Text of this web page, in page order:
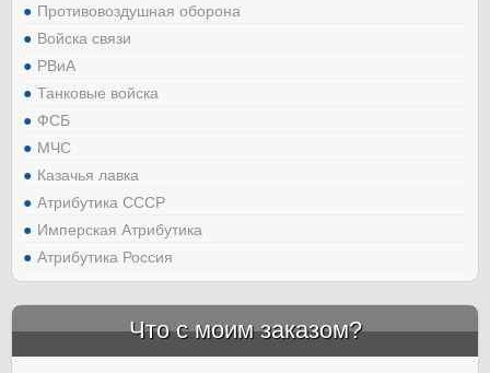
Противовоздушная оборона
Войска связи
РВиА
Танковые войска
ФСБ
МЧС
Казачья лавка
Атрибутика СССР
Имперская Атрибутика
Атрибутика Россия
Что с моим заказом?